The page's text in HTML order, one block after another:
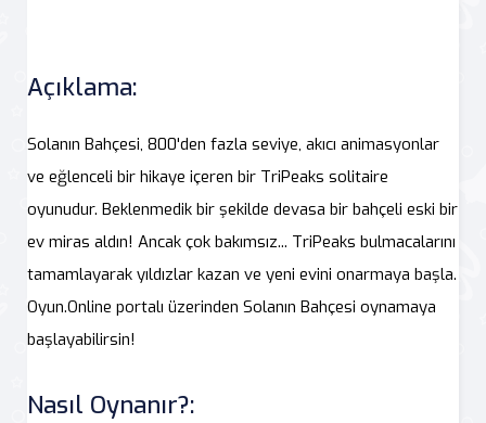
Açıklama:
Solanın Bahçesi, 800'den fazla seviye, akıcı animasyonlar
ve eğlenceli bir hikaye içeren bir TriPeaks solitaire
oyunudur. Beklenmedik bir şekilde devasa bir bahçeli eski bir
ev miras aldın! Ancak çok bakımsız... TriPeaks bulmacalarını
tamamlayarak yıldızlar kazan ve yeni evini onarmaya başla.
Oyun.Online portalı üzerinden Solanın Bahçesi oynamaya
başlayabilirsin!
Nasıl Oynanır?: